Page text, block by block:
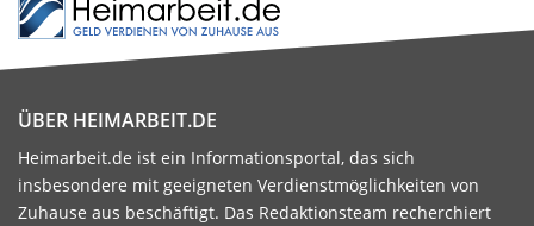
ÜBER HEIMARBEIT.DE
Heimarbeit.de ist ein Informationsportal, das sich
insbesondere mit geeigneten Verdienstmöglichkeiten von
Zuhause aus beschäftigt. Das Redaktionsteam recherchiert